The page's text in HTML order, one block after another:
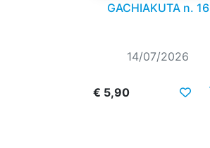
GACHIAKUTA n. 16
14/07/2026
€ 5,90